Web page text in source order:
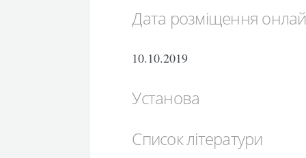
Дата розміщення
10.10.2019
Установа
Список літератури